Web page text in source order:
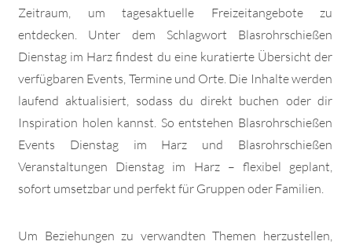
Zeitraum, um tagesaktuelle Freizeitangebote zu
entdecken. Unter dem Schlagwort Blasrohrschießen
Dienstag im Harz findest du eine kuratierte Übersicht der
verfügbaren Events, Termine und Orte. Die Inhalte werden
laufend aktualisiert, sodass du direkt buchen oder dir
Inspiration holen kannst. So entstehen Blasrohrschießen
Events Dienstag im Harz und Blasrohrschießen
Veranstaltungen Dienstag im Harz – flexibel geplant,
sofort umsetzbar und perfekt für Gruppen oder Familien.
Um Beziehungen zu verwandten Themen herzustellen,